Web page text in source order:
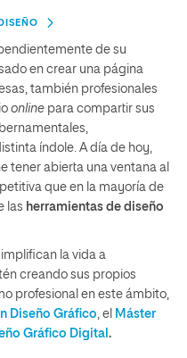
de su
en crear una página
también profesionales
online para compartir sus
índole. A día de hoy,
tener abierta una ventana al
que en la mayoría de
las herramientas de diseño
la vida a
creando sus propios
profesional en este ámbito,
Diseño Gráfico , el Máster
Gráfico Digital .